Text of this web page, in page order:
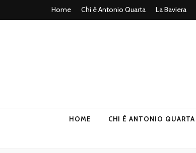
Home Chi è Antonio Quarta La Baviera
HOME CHI È ANTONIO QUARTA